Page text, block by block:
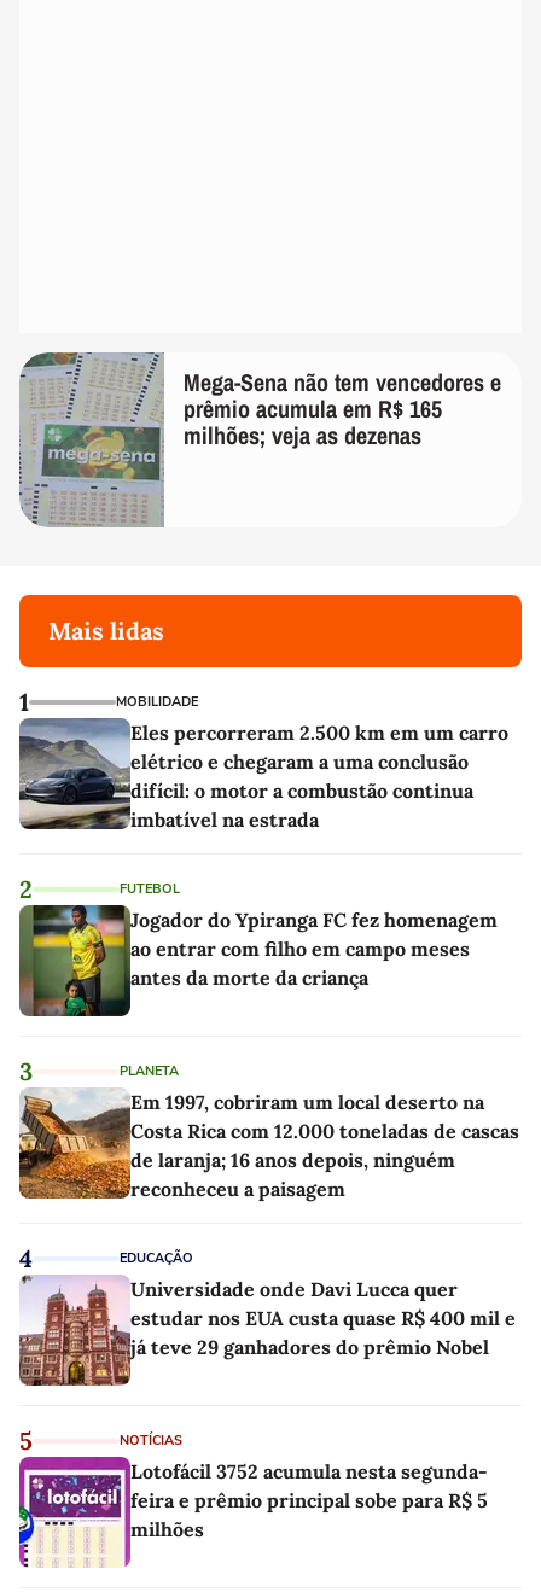
Mega-Sena não tem vencedores e
prêmio acumula em R$ 165
milhões; veja as dezenas
Mais lidas
1 MOBILIDADE
Eles percorreram 2.500 km em um carro
elétrico e chegaram a uma conclusão
difícil: o motor a combustão continua
imbatível na estrada
2 FUTEBOL
Jogador do Ypiranga FC fez homenagem
ao entrar com filho em campo meses
antes da morte da criança
3 PLANETA
Em 1997, cobriram um local deserto na
Costa Rica com 12.000 toneladas de cascas
de laranja; 16 anos depois, ninguém
reconheceu a paisagem
4 EDUCAÇÃO
Universidade onde Davi Lucca quer
estudar nos EUA custa quase R$ 400 mil e
já teve 29 ganhadores do prêmio Nobel
5 NOTÍCIAS
Lotofácil 3752 acumula nesta segunda-
feira e prêmio principal sobe para R$ 5
milhões